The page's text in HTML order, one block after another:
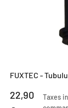
FUXTEC -
Prix de vente
22,90
Taxes